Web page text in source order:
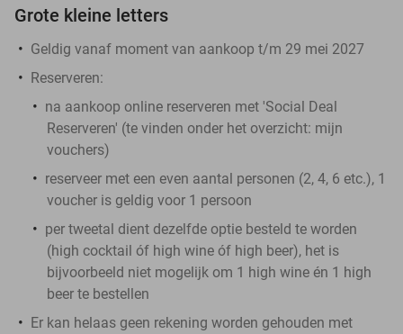
Grote kleine letters
Geldig vanaf moment van aankoop t/m 29 mei 2027
Reserveren:
na aankoop online reserveren met 'Social Deal
Reserveren' (te vinden onder het overzicht: mijn
vouchers)
reserveer met een even aantal personen (2, 4, 6 etc.), 1
voucher is geldig voor 1 persoon
per tweetal dient dezelfde optie besteld te worden
(high cocktail óf high wine óf high beer), het is
bijvoorbeeld niet mogelijk om 1 high wine én 1 high
beer te bestellen
Er kan helaas geen rekening worden gehouden met